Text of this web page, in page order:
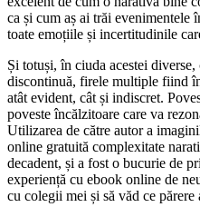
ca și cum aș ai trăi evenimentele
toate emoțiile și incertitudinile
Și totuși, în ciuda acestei
discontinuă, firele multiple fiind
atât evident, cât și indiscret.
poveste încălzitoare care va
Utilizarea de către autor a
online gratuită complexitate
decadent, și a fost o bucurie de
experiență cu ebook online de
cu colegii mei și să văd ce părere